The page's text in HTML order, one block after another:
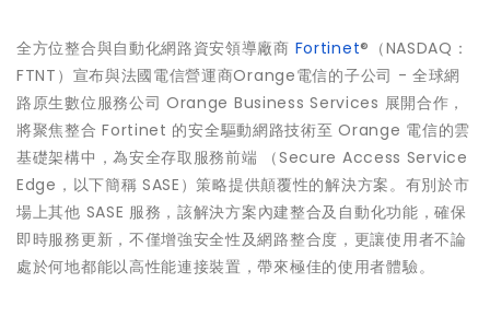
全方位整合與自動化網路資安領導廠商 Fortinet®（NASDAQ：
FTNT）宣布與法國電信營運商Orange電信的子公司 - 全球網
路原生數位服務公司 Orange Business Services 展開合作，
將聚焦整合 Fortinet 的安全驅動網路技術至 Orange 電信的雲
基礎架構中，為安全存取服務前端 （Secure Access Service
Edge，以下簡稱 SASE）策略提供顛覆性的解決方案。有別於市
場上其他 SASE 服務，該解決方案內建整合及自動化功能，確保
即時服務更新，不僅增強安全性及網路整合度，更讓使用者不論
處於何地都能以高性能連接裝置，帶來極佳的使用者體驗。